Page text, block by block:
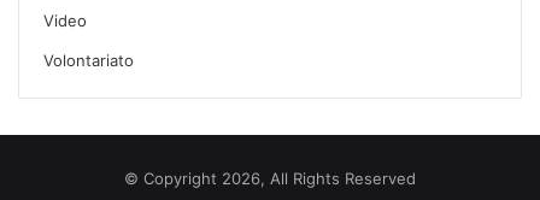
Video
Volontariato
© Copyright 2026, All Rights Reserved